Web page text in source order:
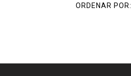
ORDENAR POR: